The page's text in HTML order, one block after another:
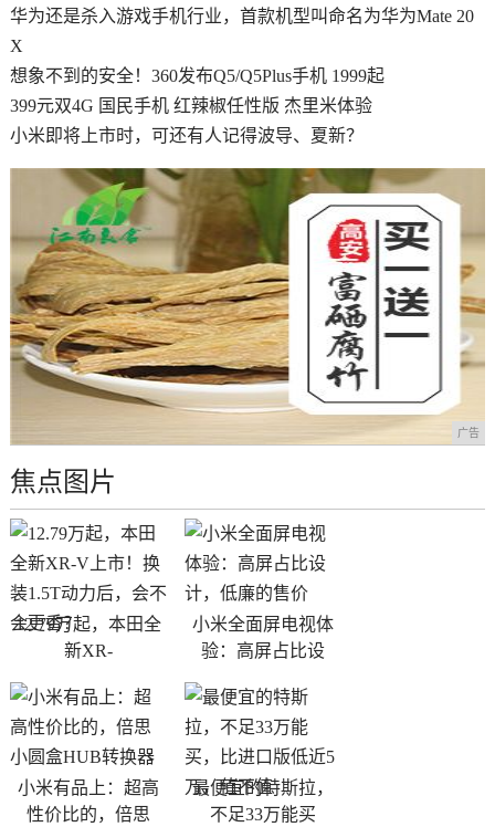
华为还是杀入游戏手机行业，首款机型叫命名为华为Mate 20
X
想象不到的安全！360发布Q5/Q5Plus手机 1999起
399元双4G 国民手机 红辣椒任性版 杰里米体验
小米即将上市时，可还有人记得波导、夏新？
广告
焦点图片
12.79万起，本田全
新XR-
小米全面屏电视体
验：高屏占比设
小米有品上：超高
性价比的，倍思
最便宜的特斯拉，
不足33万能买